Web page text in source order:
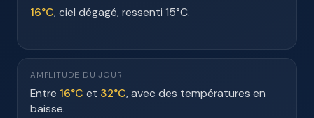
16°C, ciel dégagé, ressenti 15°C.
AMPLITUDE DU JOUR
Entre 16°C et 32°C, avec des températures en
baisse.